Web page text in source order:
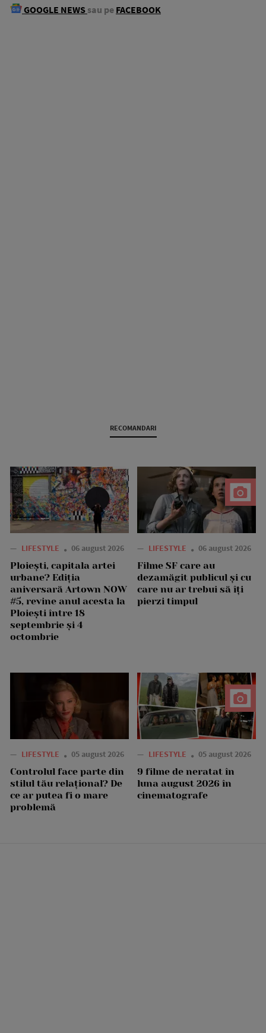
GOOGLE NEWS sau pe FACEBOOK
RECOMANDARI
— LIFESTYLE 06 august 2026
Ploiești, capitala artei
urbane? Ediția
aniversară Artown NOW
#5, revine anul acesta la
Ploiești între 18
septembrie și 4
octombrie
— LIFESTYLE 06 august 2026
Filme SF care au
dezamăgit publicul și cu
care nu ar trebui să îți
pierzi timpul
— LIFESTYLE 05 august 2026
Controlul face parte din
stilul tău relațional? De
ce ar putea fi o mare
problemă
— LIFESTYLE 05 august 2026
9 filme de neratat în
luna august 2026 în
cinematografe